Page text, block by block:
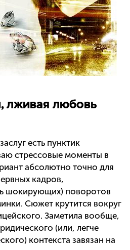
лживая любовь
есть пунктик
стрессовые моменты в
абсолютно точно для
кадров,
шокирующих) поворотов
Сюжет крутится вокруг
Заметила вообще,
(или, легче
контекста завязан на